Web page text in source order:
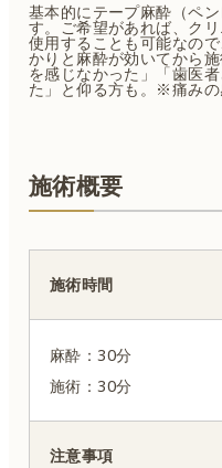
基本的にテープ麻酔（ペ
す。ご希望があれば、ク
使用することも可能なの
かりと麻酔が効いてから
を感じなかった」「歯医
た」と仰る方も。※痛みの
施術概要
施術時間
麻酔：30分
施術：30分
注意事項